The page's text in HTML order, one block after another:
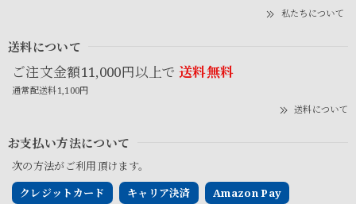
私たちについて
送料について
ご注文金額11,000円以上で 送料無料
通常配送料1,100円
送料について
お支払い方法について
次の方法がご利用頂けます。
クレジットカード
キャリア決済 Amazon Pay